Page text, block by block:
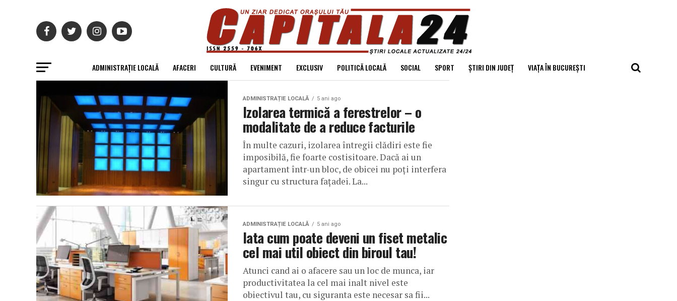
ADMINISTRAȚIE LOCALĂ AFACERI CULTURĂ EVENIMENT EXCLUSIV POLITICĂ LOCALĂ SOCIAL SPORT ȘTIRI DIN JUDEȚ VIAȚA ÎN BUCUREȘTI
ADMINISTRAȚIE LOCALĂ 5 ani ago
Izolarea termică a ferestrelor – o
modalitate de a reduce facturile
În multe cazuri, izolarea întregii clădiri este fie
imposibilă, fie foarte costisitoare. Dacă ai un
apartament într-un bloc, de obicei nu poți interfera
singur cu structura fațadei. La...
ADMINISTRAȚIE LOCALĂ 5 ani ago
Iata cum poate deveni un fiset metalic
cel mai util obiect din biroul tau!
Atunci cand ai o afacere sau un loc de munca, iar
productivitatea la cel mai inalt nivel este
obiectivul tau, cu siguranta este necesar sa fii...